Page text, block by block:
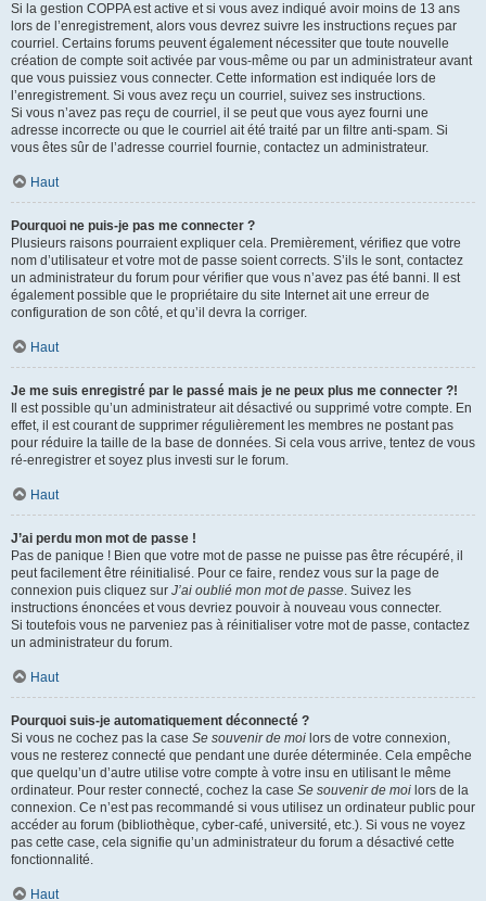
Si la gestion COPPA est active et si vous avez indiqué avoir moins de 13 ans
lors de l’enregistrement, alors vous devrez suivre les instructions reçues par
courriel. Certains forums peuvent également nécessiter que toute nouvelle
création de compte soit activée par vous-même ou par un administrateur avant
que vous puissiez vous connecter. Cette information est indiquée lors de
l’enregistrement. Si vous avez reçu un courriel, suivez ses instructions.
Si vous n’avez pas reçu de courriel, il se peut que vous ayez fourni une
adresse incorrecte ou que le courriel ait été traité par un filtre anti-spam. Si
vous êtes sûr de l’adresse courriel fournie, contactez un administrateur.
Haut
Pourquoi ne puis-je pas me connecter ?
Plusieurs raisons pourraient expliquer cela. Premièrement, vérifiez que votre
nom d’utilisateur et votre mot de passe soient corrects. S’ils le sont, contactez
un administrateur du forum pour vérifier que vous n’avez pas été banni. Il est
également possible que le propriétaire du site Internet ait une erreur de
configuration de son côté, et qu’il devra la corriger.
Haut
Je me suis enregistré par le passé mais je ne peux plus me connecter ?!
Il est possible qu’un administrateur ait désactivé ou supprimé votre compte. En
effet, il est courant de supprimer régulièrement les membres ne postant pas
pour réduire la taille de la base de données. Si cela vous arrive, tentez de vous
ré-enregistrer et soyez plus investi sur le forum.
Haut
J’ai perdu mon mot de passe !
Pas de panique ! Bien que votre mot de passe ne puisse pas être récupéré, il
peut facilement être réinitialisé. Pour ce faire, rendez vous sur la page de
connexion puis cliquez sur J’ai oublié mon mot de passe. Suivez les
instructions énoncées et vous devriez pouvoir à nouveau vous connecter.
Si toutefois vous ne parveniez pas à réinitialiser votre mot de passe, contactez
un administrateur du forum.
Haut
Pourquoi suis-je automatiquement déconnecté ?
Si vous ne cochez pas la case Se souvenir de moi lors de votre connexion,
vous ne resterez connecté que pendant une durée déterminée. Cela empêche
que quelqu’un d’autre utilise votre compte à votre insu en utilisant le même
ordinateur. Pour rester connecté, cochez la case Se souvenir de moi lors de la
connexion. Ce n’est pas recommandé si vous utilisez un ordinateur public pour
accéder au forum (bibliothèque, cyber-café, université, etc.). Si vous ne voyez
pas cette case, cela signifie qu’un administrateur du forum a désactivé cette
fonctionnalité.
Haut